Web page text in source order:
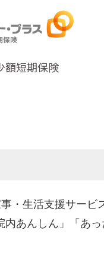
額短期保険
・生活支援サービ
あんしん」「あ